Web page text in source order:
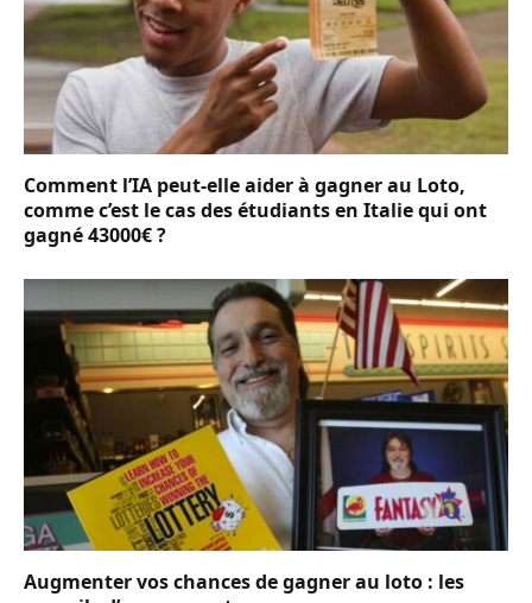
Comment l’IA peut-elle aider à gagner au Loto,
comme c’est le cas des étudiants en Italie qui ont
gagné 43000€ ?
Augmenter vos chances de gagner au loto : les